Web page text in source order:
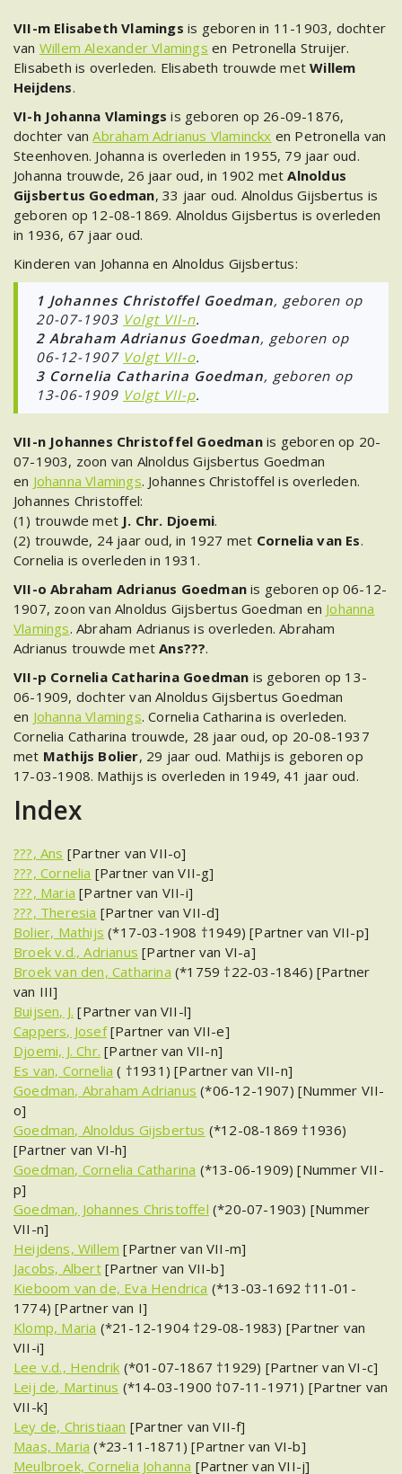
VII-m Elisabeth Vlamings is geboren in 11-1903, dochter
van Willem Alexander Vlamings en Petronella Struijer.
Elisabeth is overleden. Elisabeth trouwde metWillem
Heijdens.
VI-h Johanna Vlamings is geboren op 26-09-1876,
dochter vanAbraham Adrianus Vlaminckx en Petronella van
Steenhoven. Johanna is overleden in 1955, 79 jaar oud.
Johanna trouwde, 26 jaar oud, in 1902 metAlnoldus
Gijsbertus Goedman, 33 jaar oud. Alnoldus Gijsbertus is
geboren op 12-08-1869. Alnoldus Gijsbertus is overleden
in 1936, 67 jaar oud.
Kinderen van Johanna en Alnoldus Gijsbertus:
1 Johannes Christoffel Goedman, geboren op
20-07-1903 Volgt VII-n.
2 Abraham Adrianus Goedman, geboren op
06-12-1907 Volgt VII-o.
3 Cornelia Catharina Goedman, geboren op
13-06-1909 Volgt VII-p.
VII-n Johannes Christoffel Goedmanis geboren op 20-
07-1903, zoon van Alnoldus Gijsbertus Goedman
en Johanna Vlamings. Johannes Christoffel is overleden.
Johannes Christoffel:
(1) trouwde met J. Chr. Djoemi.
(2) trouwde, 24 jaar oud, in 1927 met Cornelia van Es.
Cornelia is overleden in 1931.
VII-o Abraham Adrianus Goedman is geboren op 06-12-
1907, zoon van Alnoldus Gijsbertus Goedman en Johanna
Vlamings. Abraham Adrianus is overleden. Abraham
Adrianus trouwde metAns???.
VII-p Cornelia Catharina Goedman is geboren op 13-
06-1909, dochter van Alnoldus Gijsbertus Goedman
en Johanna Vlamings. Cornelia Catharina is overleden.
Cornelia Catharina trouwde, 28 jaar oud, op 20-08-1937
met Mathijs Bolier, 29 jaar oud. Mathijs is geboren op
17-03-1908. Mathijs is overleden in 1949, 41 jaar oud.
Index
???, Ans [Partner van VII-o]
???, Cornelia [Partner van VII-g]
???, Maria [Partner van VII-i]
???, Theresia [Partner van VII-d]
Bolier, Mathijs (*17-03-1908 †1949) [Partner van VII-p]
Broek v.d., Adrianus [Partner van VI-a]
Broek van den, Catharina (*1759 †22-03-1846) [Partner
van III]
Buijsen, J. [Partner van VII-l]
Cappers, Josef[Partner van VII-e]
Djoemi, J. Chr. [Partner van VII-n]
Es van, Cornelia ( †1931) [Partner van VII-n]
Goedman, Abraham Adrianus (*06-12-1907) [Nummer VII-
o]
Goedman, Alnoldus Gijsbertus (*12-08-1869 †1936)
[Partner van VI-h]
Goedman, Cornelia Catharina (*13-06-1909) [Nummer VII-
p]
Goedman, Johannes Christoffel (*20-07-1903) [Nummer
VII-n]
Heijdens, Willem [Partner van VII-m]
Jacobs, Albert[Partner van VII-b]
Kieboom van de, Eva Hendrica (*13-03-1692 †11-01-
1774) [Partner van I]
Klomp, Maria (*21-12-1904 †29-08-1983) [Partner van
VII-i]
Lee v.d., Hendrik (*01-07-1867 †1929) [Partner van VI-c]
Leij de, Martinus (*14-03-1900 †07-11-1971) [Partner van
VII-k]
Ley de, Christiaan [Partner van VII-f]
Maas, Maria (*23-11-1871) [Partner van VI-b]
Meulbroek, Cornelia Johanna [Partner van VII-j]